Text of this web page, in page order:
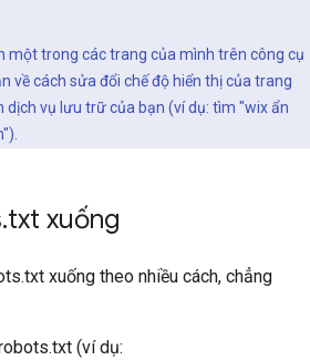
một trong các trang của mình trên công cụ
về cách sửa đổi chế độ hiển thị của trang
vụ lưu trữ của bạn (ví dụ: tìm "wix ẩn
.txt xuống
xuống theo nhiều cách, chẳng
(ví dụ: